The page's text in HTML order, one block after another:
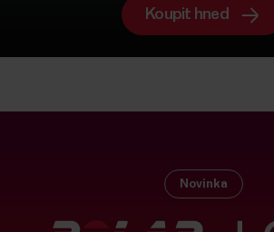
Koupit hned
Novinka